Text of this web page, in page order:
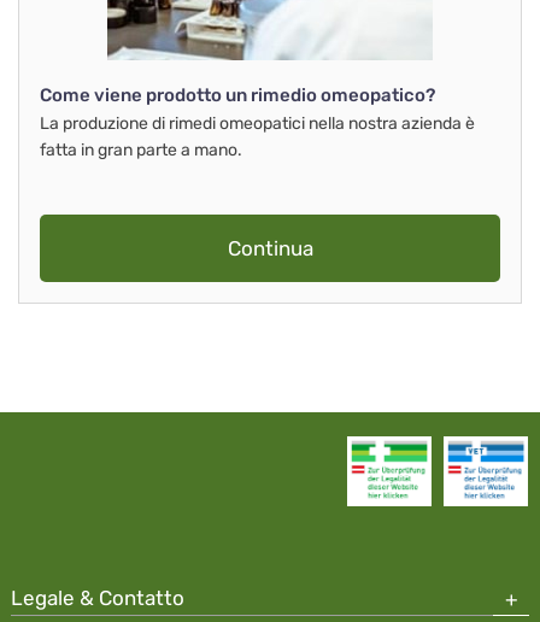
Come viene prodotto un rimedio omeopatico?
La produzione di rimedi omeopatici nella nostra azienda è
fatta in gran parte a mano.
Continua
Legale & Contatto